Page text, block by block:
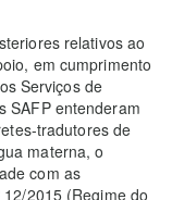
relativos ao
em cumprimento
Serviços de
SAFP entenderam
tradutores de
materna, o
com as
2015 (Regime do